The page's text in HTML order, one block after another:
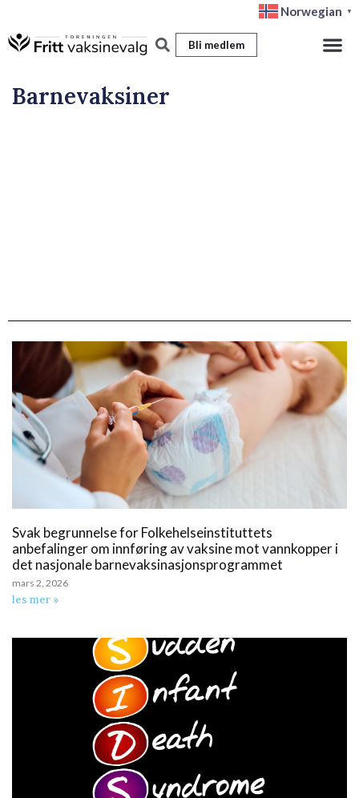
til
Norwegian ▼
Bli medlem
Barnevaksiner
Svak begrunnelse for Folkehelseinstituttets
anbefalinger om innføring av vaksine mot vannkopper i
det nasjonale barnevaksinasjonsprogrammet
mars 2, 2026
les mer »
Side SideSide